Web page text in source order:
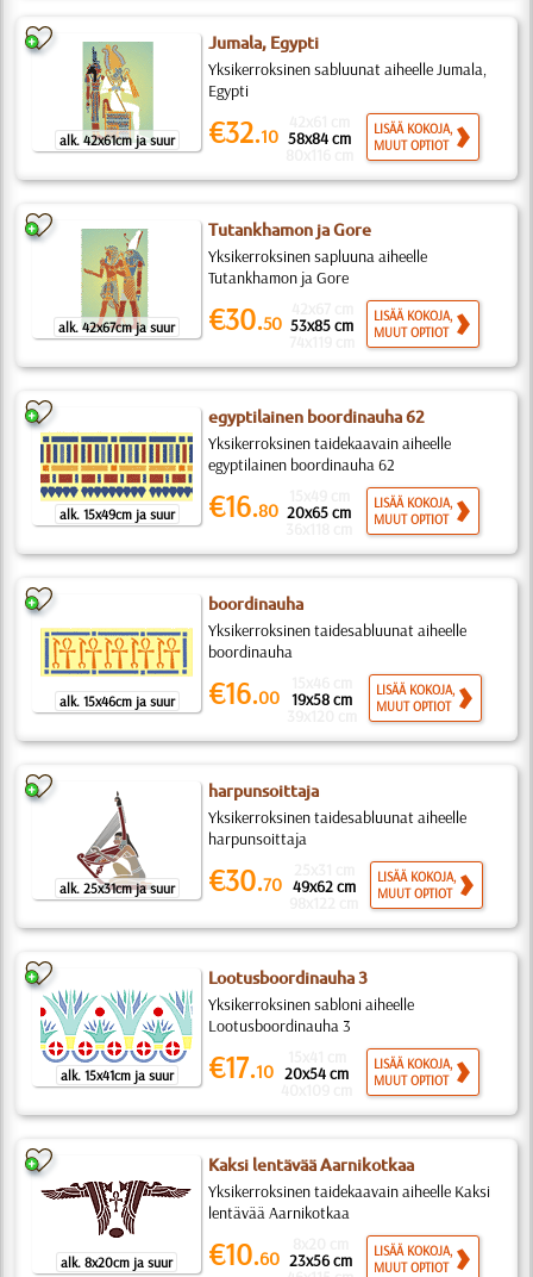
alk. 42x61cm ja suur
Jumala, Egypti
Yksikerroksinen sabluunat aiheelle Jumala,
Egypti
€32.10 58x84 cm
LISÄÄ KOKOJA,
MUUT OPTIOT
alk. 42x67cm ja suur
Tutankhamon ja Gore
Yksikerroksinen sapluuna aiheelle
Tutankhamon ja Gore
€30.50 53x85 cm
LISÄÄ KOKOJA,
MUUT OPTIOT
alk. 15x49cm ja suur
egyptilainen boordinauha 62
Yksikerroksinen taidekaavain aiheelle
egyptilainen boordinauha 62
€16.80 20x65 cm
LISÄÄ KOKOJA,
MUUT OPTIOT
alk. 15x46cm ja suur
boordinauha
Yksikerroksinen taidesabluunat aiheelle
boordinauha
€16.00 19x58 cm
LISÄÄ KOKOJA,
MUUT OPTIOT
alk. 25x31cm ja suur
harpunsoittaja
Yksikerroksinen taidesabluunat aiheelle
harpunsoittaja
€30.70 49x62 cm
LISÄÄ KOKOJA,
MUUT OPTIOT
alk. 15x41cm ja suur
Lootusboordinauha 3
Yksikerroksinen sabloni aiheelle
Lootusboordinauha 3
€17.10 20x54 cm
LISÄÄ KOKOJA,
MUUT OPTIOT
alk. 8x20cm ja suur
Kaksi lentävää Aarnikotkaa
Yksikerroksinen taidekaavain aiheelle Kaksi
lentävää Aarnikotkaa
€10.60 23x56 cm
LISÄÄ KOKOJA,
MUUT OPTIOT